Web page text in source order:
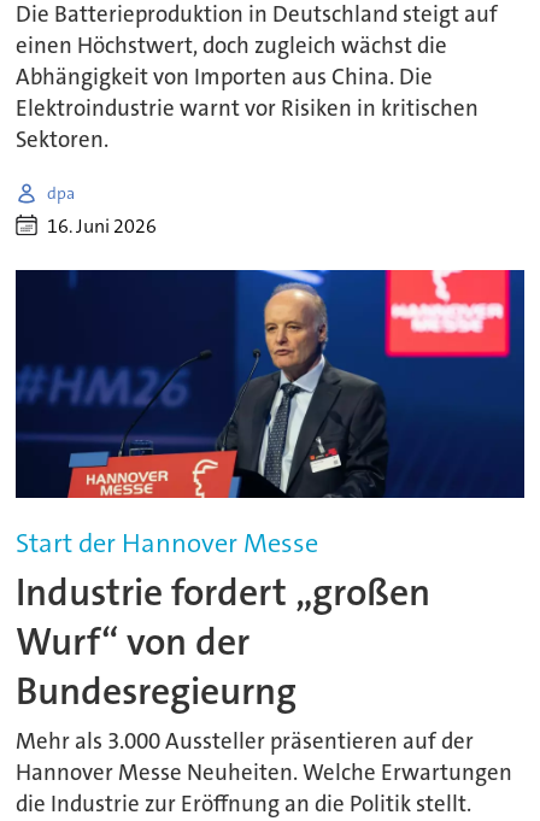
Die Batterieproduktion in Deutschland steigt auf
einen Höchstwert, doch zugleich wächst die
Abhängigkeit von Importen aus China. Die
Elektroindustrie warnt vor Risiken in kritischen
Sektoren.
dpa
16. Juni 2026
Start der Hannover Messe
Industrie fordert „großen
Wurf“ von der
Bundesregieurng
Mehr als 3.000 Aussteller präsentieren auf der
Hannover Messe Neuheiten. Welche Erwartungen
die Industrie zur Eröffnung an die Politik stellt.